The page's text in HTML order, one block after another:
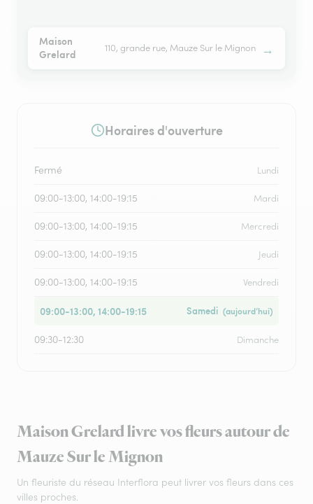
Maison
Grelard
110, grande rue, Mauze Sur le Mignon →
Horaires d'ouverture
Fermé Lundi
09:00-13:00, 14:00-19:15 Mardi
09:00-13:00, 14:00-19:15 Mercredi
09:00-13:00, 14:00-19:15 Jeudi
09:00-13:00, 14:00-19:15 Vendredi
09:00-13:00, 14:00-19:15 Samedi (aujourd’hui)
09:30-12:30 Dimanche
Maison Grelard livre vos fleurs autour de
Mauze Sur le Mignon
Un fleuriste du réseau Interflora peut livrer vos fleurs dans ces
villes proches.